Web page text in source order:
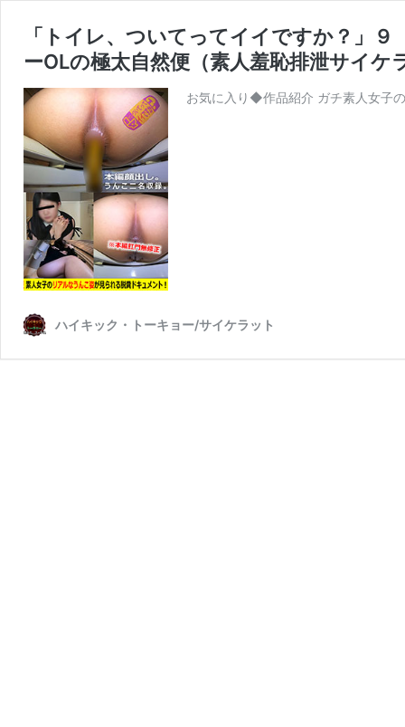
「トイレ、ついてってイイですか？」
ーOLの極太自然便（素人羞恥排泄サイケ
お気に入り◆作品紹介 ガチ素人女子
ハイキック・トーキョー/サイケラット